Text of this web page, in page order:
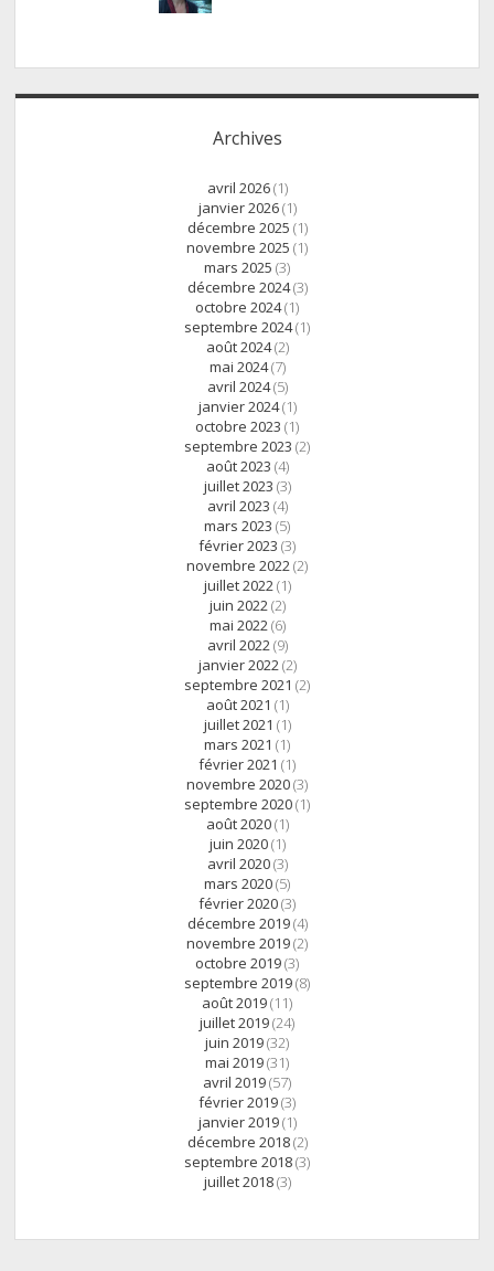
Archives
avril 2026(1)
janvier 2026(1)
décembre 2025 (1)
novembre 2025 (1)
mars 2025 (3)
décembre 2024(3)
octobre 2024(1)
septembre 2024(1)
août 2024(2)
mai 2024(7)
avril 2024(5)
janvier 2024(1)
octobre 2023 (1)
septembre 2023 (2)
août 2023 (4)
juillet 2023 (3)
avril 2023 (4)
mars 2023 (5)
février 2023 (3)
novembre 2022 (2)
juillet 2022 (1)
juin 2022 (2)
mai 2022 (6)
avril 2022 (9)
janvier 2022 (2)
septembre 2021 (2)
août 2021 (1)
juillet 2021 (1)
mars 2021 (1)
février 2021 (1)
novembre 2020(3)
septembre 2020(1)
août 2020(1)
juin 2020(1)
avril 2020(3)
mars 2020(5)
février 2020(3)
décembre 2019(4)
novembre 2019(2)
octobre 2019(3)
septembre 2019(8)
août 2019(11)
juillet 2019(24)
juin 2019(32)
mai 2019(31)
avril 2019(57)
février 2019(3)
janvier 2019(1)
décembre 2018(2)
septembre 2018(3)
juillet 2018(3)